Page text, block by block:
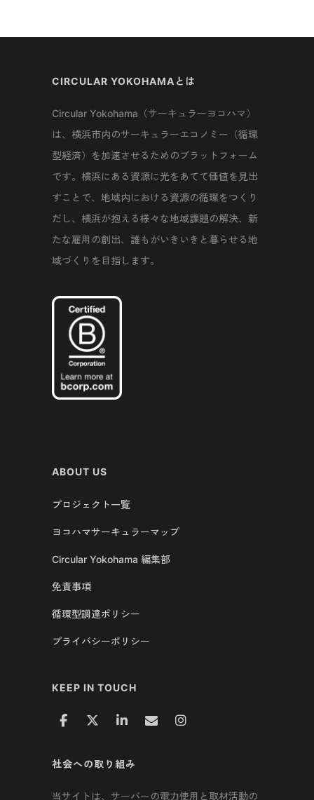
CIRCULAR YOKOHAMAとは
Circular Yokohama（サーキュラーヨコハマ）
は、横浜市内のサーキュラーエコノミー（循環
型経済）を加速させるためのプラットフォーム
です。横浜にある資源に光をあてて価値を見出
すことで、地域内における資源の循環をつくり
だし、横浜が抱える様々な地域課題の解決、新
たな雇用の創出、誰もがいきいきと暮らせる地
域づくりを目指します。
ABOUT US
プロジェクト一覧
ヨコハマサーキュラーマップ
Circular Yokohama 編集部
免責事項
循環型調達ポリシー
プライバシーポリシー
KEEP IN TOUCH
社会への取り組み
当サイトは、サーバーの電力使用と取材活動の